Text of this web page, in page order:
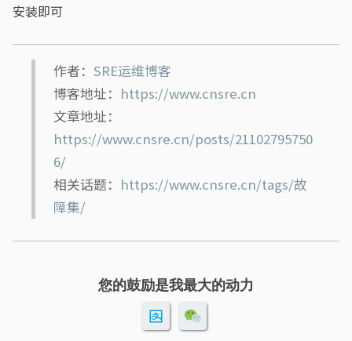
安装即可
作者： SRE运维博客
博客地址： https://www.cnsre.cn
文章地址：
https://www.cnsre.cn/posts/21102795750
6/
相关话题： https://www.cnsre.cn/tags/故
障集/
您的鼓励是我最大的动力